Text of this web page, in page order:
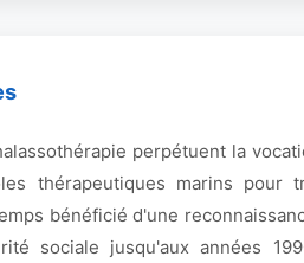
perpétuent la
thérapeutiques marins pour
bénéficié d'une
sociale jusqu'aux années